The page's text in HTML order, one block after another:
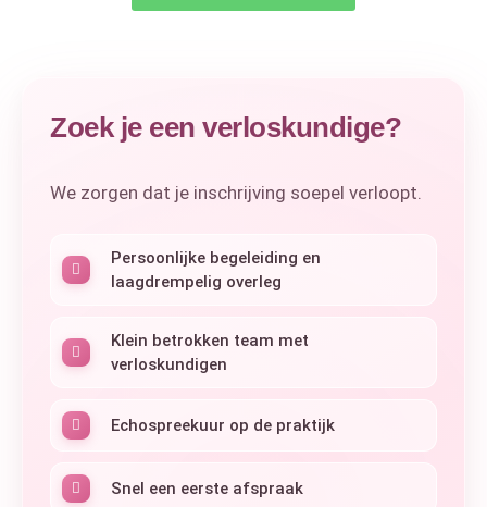
Zoek je een verloskundige?
We zorgen dat je inschrijving soepel verloopt.
Persoonlijke begeleiding en
laagdrempelig overleg
Klein betrokken team met
verloskundigen
Echospreekuur op de praktijk
Snel een eerste afspraak